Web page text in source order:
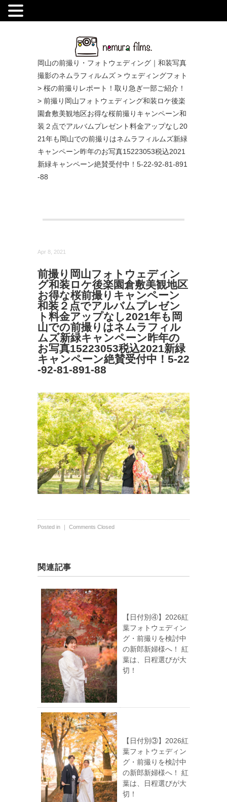
岡山の前撮り・フォトウェディング｜和装写真
撮影のネムラフィルムズ > ウェディングフォト
> 桜の前撮りレポート！取り急ぎ一部ご紹介！
> 前撮り岡山フォトウェディング和装ロケ後楽
園倉敷美観地区お得な桜前撮りキャンペーン和
装２点でアルバムプレゼント料金アップなし20
21年も岡山での前撮りはネムラフィルムズ新緑
キャンペーン昨年のお写真15223053税込2021
新緑キャンペーン絶賛受付中！5-22-92-81-891
-88
Apr 8, 2021
前撮り岡山フォトウェディン
グ和装ロケ後楽園倉敷美観地区
お得な桜前撮りキャンペーン
和装２点でアルバムプレゼン
ト料金アップなし2021年も岡
山での前撮りはネムラフィル
ムズ新緑キャンペーン昨年の
お写真15223053税込2021新緑
キャンペーン絶賛受付中！5-22
-92-81-891-88
Posted in ｜ Comments Closed
関連記事
【日付別④】2026紅
葉フォトウェディン
グ・前撮りを検討中
の新郎新婦様へ！ 紅
葉は、日程選びが大
切！
【日付別③】2026紅
葉フォトウェディン
グ・前撮りを検討中
の新郎新婦様へ！ 紅
葉は、日程選びが大
切！